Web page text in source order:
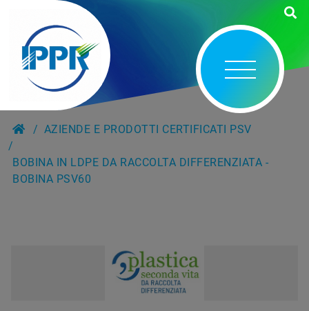
AZIENDE E PRODOTTI CERTIFICATI PSV
BOBINA IN LDPE DA RACCOLTA DIFFERENZIATA -
BOBINA PSV60